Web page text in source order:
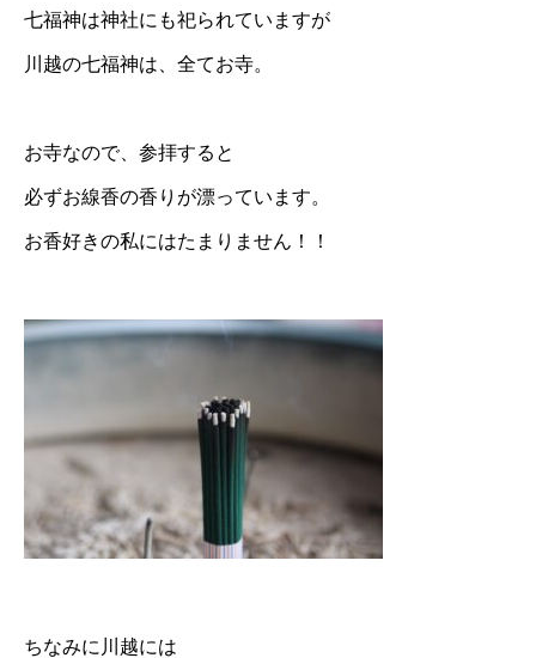
七福神は神社にも祀られていますが
川越の七福神は、全てお寺。
お寺なので、参拝すると
必ずお線香の香りが漂っています。
お香好きの私にはたまりません！！
ちなみに川越には